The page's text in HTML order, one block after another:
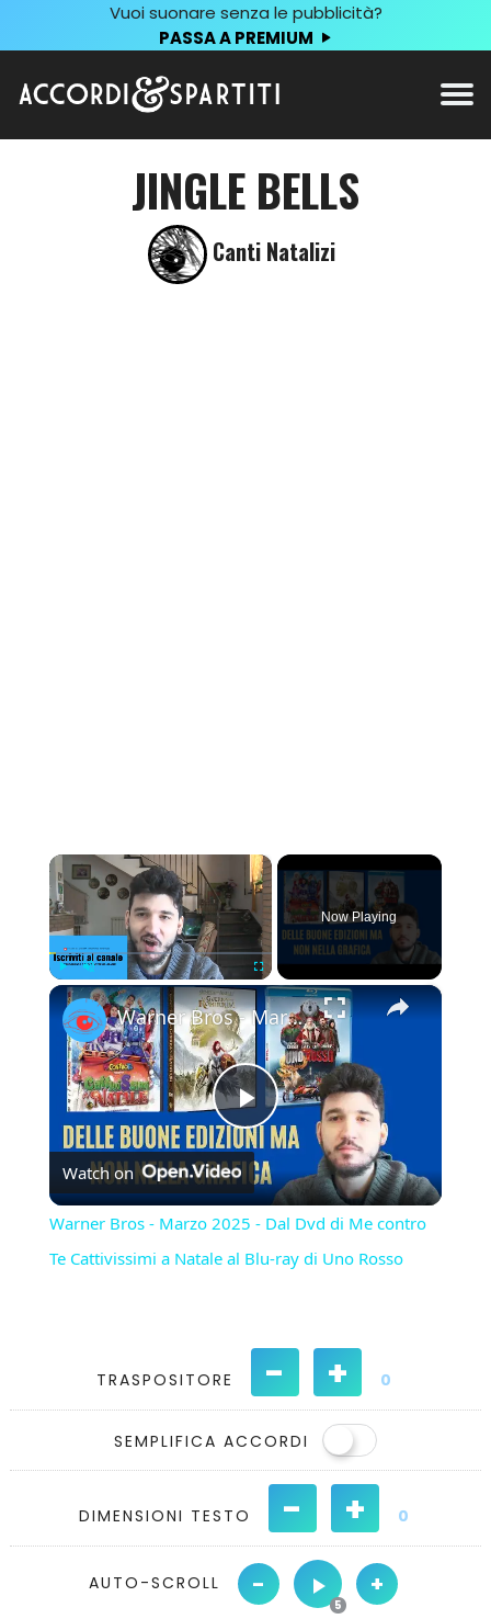
Vuoi suonare senza le pubblicità?
PASSA A PREMIUM
JINGLE BELLS
Canti Natalizi
×
Play Unmute Fullscreen
Now Playing
×
Play
Video
Warner Bros - Marzo 2025 - Dal Dvd di Me contro Te Cattivissimi a Natale al Blu-ray di Uno Rosso
Watch on
Warner Bros - Marzo 2025 - Dal Dvd di Me contro
Te Cattivissimi a Natale al Blu-ray di Uno Rosso
TRASPOSITORE - + 0
SEMPLIFICA ACCORDI
DIMENSIONI TESTO - + 0
AUTO-SCROLL - +